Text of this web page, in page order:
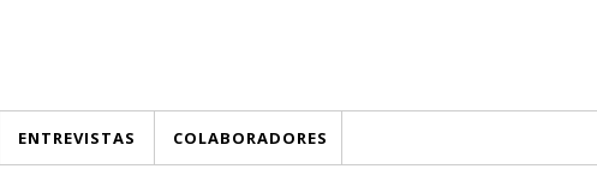
ENTREVISTAS COLABORADORES